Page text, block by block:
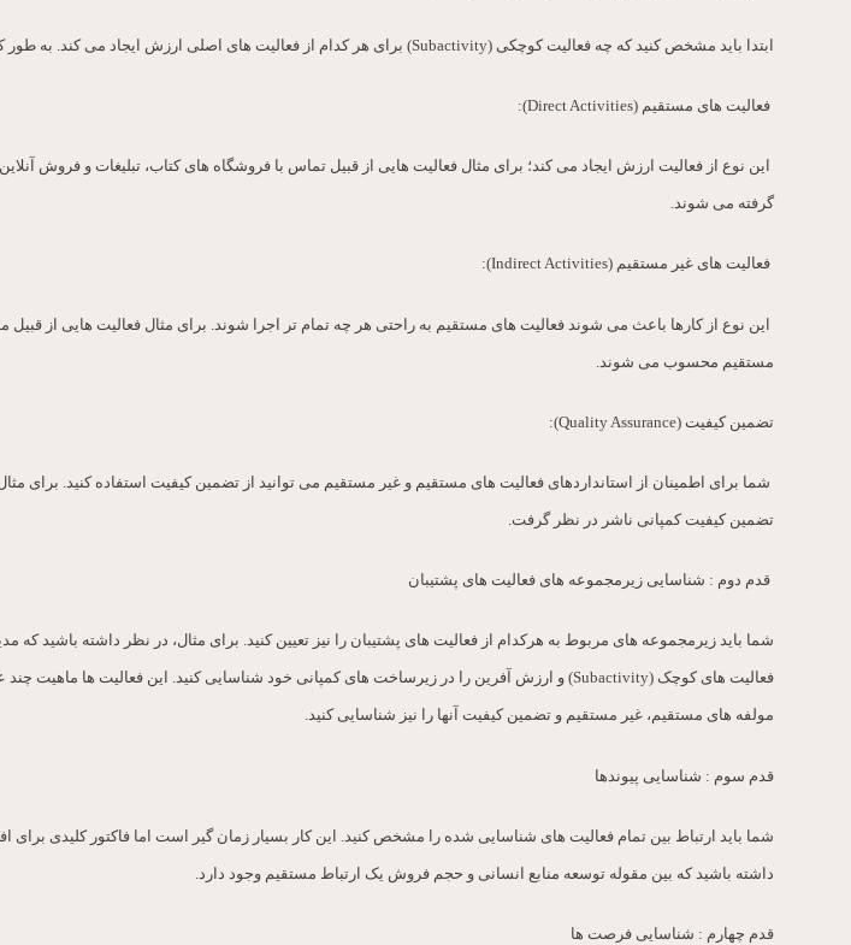
ابتدا باید مشخص کنید که چه فعالیت کوچکی (Subactivity) برای هر کدام از فعالیت های اصلی ارزش ایجاد می کند. به طور کلی سه نوع Subactivity وجود دارد که توضیح هر کدام از آنها به شرح زیر است:
فعالیت های مستقیم (Direct Activities):
این نوع از فعالیت ارزش ایجاد می کند؛ برای مثال فعالیت هایی از قبیل تماس با فروشگاه های کتاب، تبلیغات و فروش
گرفته می شوند.
فعالیت های غیر مستقیم (Indirect Activities):
این نوع از کارها باعث می شوند فعالیت های مستقیم به راحتی هر چه تمام تر اجرا شوند. برای مثال فعالیت هایی از
مستقیم محسوب می شوند.
تضمین کیفیت (Quality Assurance):
شما برای اطمینان از استانداردهای فعالیت های مستقیم و غیر مستقیم می توانید از تضمین کیفیت استفاده کنید. برای
تضمین کیفیت کمپانی ناشر در نظر گرفت.
قدم دوم : شناسایی زیرمجموعه های فعالیت های پشتیبان
شما باید زیرمجموعه های مربوط به هرکدام از فعالیت های پشتیبان را نیز تعیین کنید. برای مثال، در نظر داشته باشید
مولفه های مستقیم، غیر مستقیم و تضمین کیفیت آنها را نیز شناسایی کنید.
قدم سوم : شناسایی پیوندها
شما باید ارتباط بین تمام فعالیت های شناسایی شده را مشخص کنید. این کار بسیار زمان گیر است اما فاکتور کلیدی
داشته باشید که بین مقوله توسعه منابع انسانی و حجم فروش یک ارتباط مستقیم وجود دارد.
قدم چهارم : شناسایی فرصت ها